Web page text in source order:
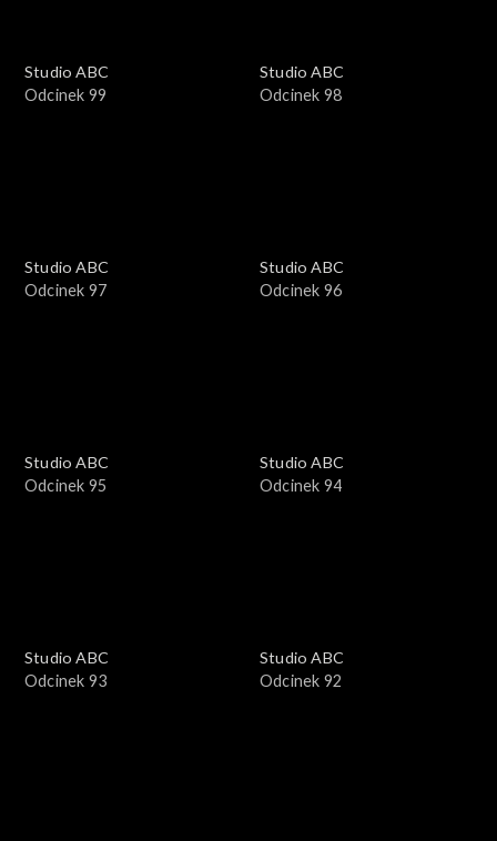
Studio ABC
Odcinek 99
Studio ABC
Odcinek 98
Studio ABC
Odcinek 97
Studio ABC
Odcinek 96
Studio ABC
Odcinek 95
Studio ABC
Odcinek 94
Studio ABC
Odcinek 93
Studio ABC
Odcinek 92